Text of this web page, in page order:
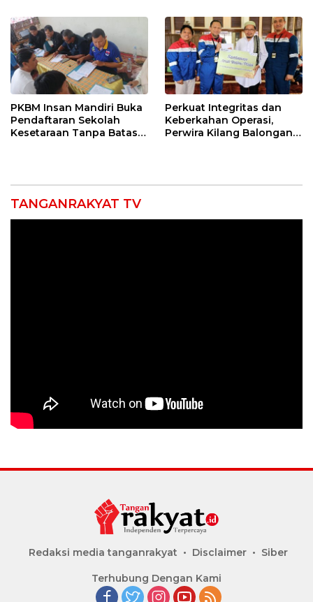
PKBM Insan Mandiri Buka
Pendaftaran Sekolah
Kesetaraan Tanpa Batas
Perkuat Integritas dan
Keberkahan Operasi,
Perwira Kilang Balongan
TANGANRAKYAT TV
Redaksi media tanganrakyat Disclaimer Siber
Terhubung Dengan Kami